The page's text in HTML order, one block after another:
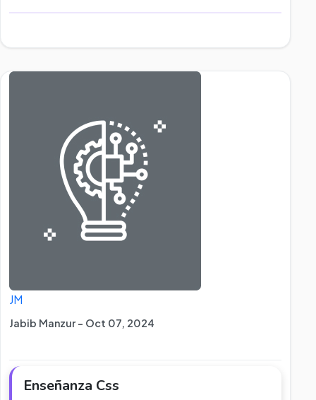
JM
Jabib Manzur - Oct 07, 2024
Enseñanza Css